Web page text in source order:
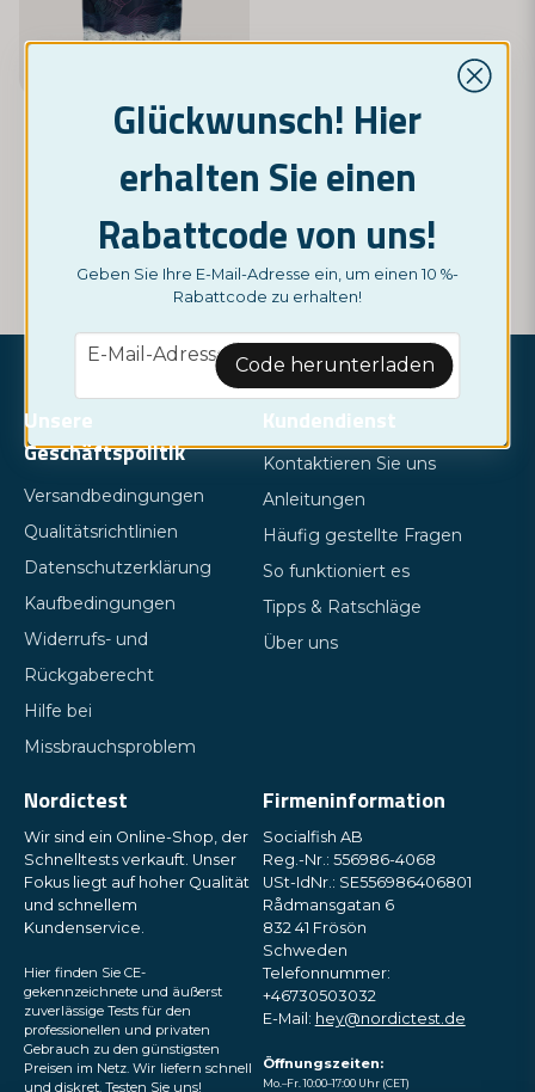
Sauna Frost - 25 g
14,95 €
KAUFE JETZT
Glückwunsch! Hier
erhalten Sie einen
Rabattcode von uns!
Geben Sie Ihre E-Mail-Adresse ein, um einen 10 %-
Rabattcode zu erhalten!
email
E-Mail-Adresse Code herunterladen
Unsere
Geschäftspolitik
Versandbedingungen
Qualitätsrichtlinien
Datenschutzerklärung
Kaufbedingungen
Widerrufs- und
Rückgaberecht
Hilfe bei
Missbrauchsproblem
Kundendienst
Kontaktieren Sie uns
Anleitungen
Häufig gestellte Fragen
So funktioniert es
Tipps & Ratschläge
Über uns
Nordictest
Wir sind ein Online-Shop, der
Schnelltests verkauft. Unser
Fokus liegt auf hoher Qualität
und schnellem
Kundenservice.
Hier finden Sie CE-
gekennzeichnete und äußerst
zuverlässige Tests für den
professionellen und privaten
Gebrauch zu den günstigsten
Preisen im Netz. Wir liefern schnell
und diskret. Testen Sie uns!
Firmeninformation
Socialfish AB
Reg.-Nr.: 556986-4068
USt-IdNr.: SE556986406801
Rådmansgatan 6
832 41 Frösön
Schweden
Telefonnummer:
+46730503032
E-Mail: hey@nordictest.de
Öffnungszeiten:
Mo.–Fr. 10:00–17:00 Uhr (CET)